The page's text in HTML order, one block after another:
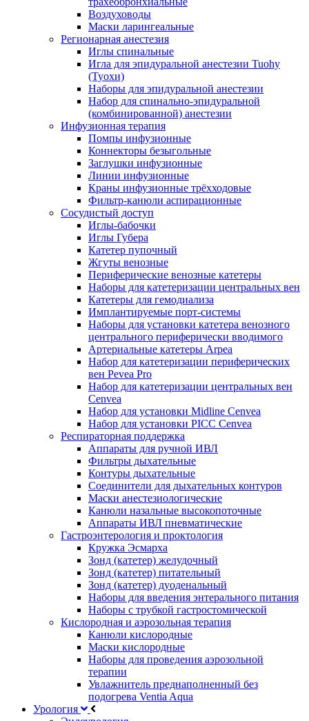
Воздуховоды
Маски ларингеальные
Регионарная анестезия
Иглы спинальные
Игла для эпидуральной анестезии Tuohy
(Туохи)
Наборы для эпидуральной анестезии
Набор для спинально-эпидуральной
(комбинированной) анестезии
Инфузионная терапия
Помпы инфузионные
Коннекторы безыгольные
Заглушки инфузионные
Линии инфузионные
Краны инфузионные трёхходовые
Фильтр-канюли аспирационные
Сосудистый доступ
Иглы-бабочки
Иглы Губера
Катетер пупочный
Жгуты венозные
Периферические венозные катетеры
Наборы для катетеризации центральных вен
Катетеры для гемодиализа
Имплантируемые порт‑системы
Наборы для установки катетера венозного
центрального периферически вводимого
Артериальные катетеры Arpea
Набор для катетеризации периферических
вен Pevea Pro
Набор для катетеризации центральных вен
Cenvea
Набор для установки Midline Cenvea
Набор для установки PICC Cenvea
Респираторная поддержка
Аппараты для ручной ИВЛ
Фильтры дыхательные
Контуры дыхательные
Соединители для дыхательных контуров
Маски анестезиологические
Канюли назальные высокопоточные
Аппараты ИВЛ пневматические
Гастроэнтерология и проктология
Кружка Эсмарха
Зонд (катетер) желудочный
Зонд (катетер) питательный
Зонд (катетер) дуоденальный
Наборы для введения энтерального питания
Наборы с трубкой гастростомической
Кислородная и аэрозольная терапия
Канюли кислородные
Маски кислородные
Наборы для проведения аэрозольной
терапии
Увлажнитель преднаполненный без
подогрева Ventia Aqua
Урология